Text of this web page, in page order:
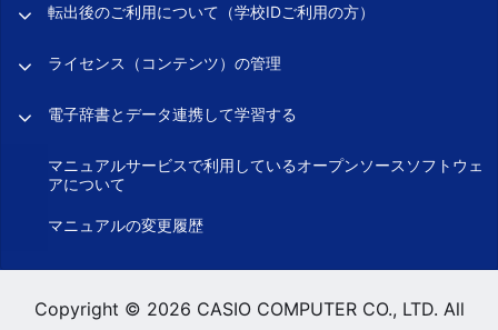
転出後のご利用について（学校IDご利用の方）
ライセンス（コンテンツ）の管理
電子辞書とデータ連携して学習する
マニュアルサービスで利用しているオープンソースソフトウェ
アについて
マニュアルの変更履歴
Copyright © 2026 CASIO COMPUTER CO., LTD. All